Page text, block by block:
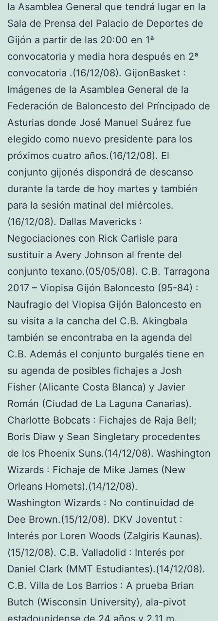
la Asamblea General que tendrá lugar en la
Sala de Prensa del Palacio de Deportes de
Gijón a partir de las 20:00 en 1ª
convocatoria y media hora después en 2ª
convocatoria .(16/12/08). GijonBasket :
Imágenes de la Asamblea General de la
Federación de Baloncesto del Príncipado de
Asturias donde José Manuel Suárez fue
elegido como nuevo presidente para los
próximos cuatro años.(16/12/08). El
conjunto gijonés dispondrá de descanso
durante la tarde de hoy martes y también
para la sesión matinal del miércoles.
(16/12/08). Dallas Mavericks :
Negociaciones con Rick Carlisle para
sustituir a Avery Johnson al frente del
conjunto texano.(05/05/08). C.B. Tarragona
2017 – Viopisa Gijón Baloncesto (95-84) :
Naufragio del Viopisa Gijón Baloncesto en
su visita a la cancha del C.B. Akingbala
también se encontraba en la agenda del
C.B. Además el conjunto burgalés tiene en
su agenda de posibles fichajes a Josh
Fisher (Alicante Costa Blanca) y Javier
Román (Ciudad de La Laguna Canarias).
Charlotte Bobcats : Fichajes de Raja Bell;
Boris Diaw y Sean Singletary procedentes
de los Phoenix Suns.(14/12/08). Washington
Wizards : Fichaje de Mike James (New
Orleans Hornets).(14/12/08).
Washington Wizards : No continuidad de
Dee Brown.(15/12/08). DKV Joventut :
Interés por Loren Woods (Zalgiris Kaunas).
(15/12/08). C.B. Valladolid : Interés por
Daniel Clark (MMT Estudiantes).(14/12/08).
C.B. Villa de Los Barrios : A prueba Brian
Butch (Wisconsin University), ala-pivot
estadounidense de 24 años y 2.11 m.